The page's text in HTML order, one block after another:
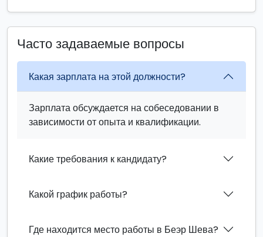
Часто задаваемые вопросы
Какая зарплата на этой должности?
Зарплата обсуждается на собеседовании в
зависимости от опыта и квалификации.
Какие требования к кандидату?
Какой график работы?
Где находится место работы в Беэр Шева?